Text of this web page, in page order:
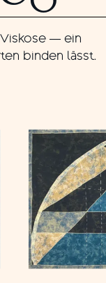
— ein
binden lässt.